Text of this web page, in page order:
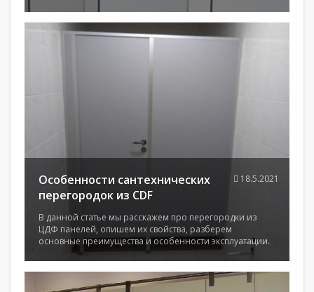
Особенности сантехнических
перегородок из CDF
В данной статье мы расскажем про перегородки из
ЦДФ панелей, опишем их свойства, разберем
основные преимущества и особенности эксплуатации.
18.5.2021